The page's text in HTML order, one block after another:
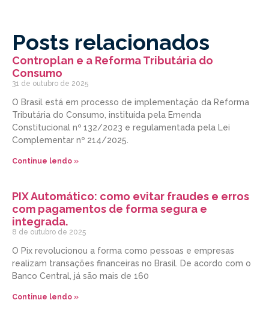
Posts relacionados
Controplan e a Reforma Tributária do
Consumo
31 de outubro de 2025
O Brasil está em processo de implementação da Reforma
Tributária do Consumo, instituída pela Emenda
Constitucional nº 132/2023 e regulamentada pela Lei
Complementar nº 214/2025.
Continue lendo »
PIX Automático: como evitar fraudes e erros
com pagamentos de forma segura e
integrada.
8 de outubro de 2025
O Pix revolucionou a forma como pessoas e empresas
realizam transações financeiras no Brasil. De acordo com o
Banco Central, já são mais de 160
Continue lendo »